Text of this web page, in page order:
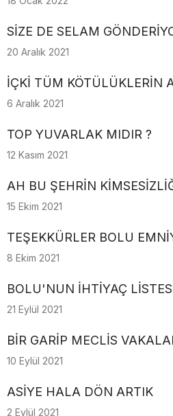
SİZE DE SELAM
20 Aralık 2021
İÇKİ TÜM KÖTÜLÜKLERİN
6 Aralık 2021
TOP YUVARLAK MIDIR ?
12 Kasım 2021
AH BU ŞEHRİN
15 Ekim 2021
TEŞEKKÜRLER BOLU
8 Ekim 2021
BOLU'NUN İHTİYAÇ
21 Eylül 2021
BİR GARİP MECLİS
10 Eylül 2021
ASİYE HALA DÖN ARTIK
2 Eylül 2021